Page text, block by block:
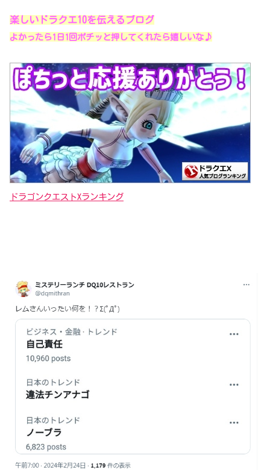
楽しいドラクエ10を伝えるブログ
よかったら1日1回ポチッと押してくれたら嬉しいな♪
ドラゴンクエストXランキング